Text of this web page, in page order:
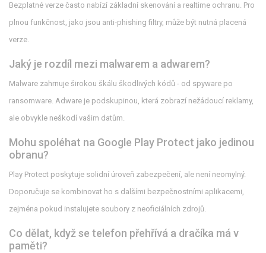
Bezplatné verze často nabízí základní skenování a realtime ochranu. Pro
plnou funkčnost, jako jsou anti‑phishing filtry, může být nutná placená
verze.
Jaký je rozdíl mezi malwarem a adwarem?
Malware zahrnuje širokou škálu škodlivých kódů - od spyware po
ransomware. Adware je podskupinou, která zobrazí nežádoucí reklamy,
ale obvykle neškodí vašim datům.
Mohu spoléhat na Google Play Protect jako jedinou
obranu?
Play Protect poskytuje solidní úroveň zabezpečení, ale není neomylný.
Doporučuje se kombinovat ho s dalšími bezpečnostními aplikacemi,
zejména pokud instalujete soubory z neoficiálních zdrojů.
Co dělat, když se telefon přehřívá a dračíka má v
paměti?